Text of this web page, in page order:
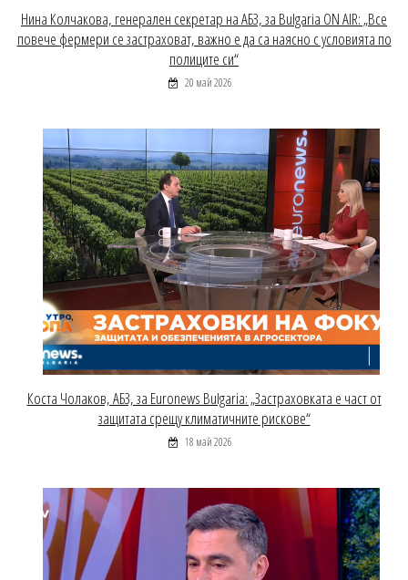
Нина Колчакова, генерален секретар на АБЗ, за Bulgaria ON AIR: „Все
повече фермери се застраховат, важно е да са наясно с условията по
полиците си“
20 май 2026
Коста Чолаков, АБЗ, за Euronews Bulgaria: „Застраховката е част от
защитата срещу климатичните рискове“
18 май 2026